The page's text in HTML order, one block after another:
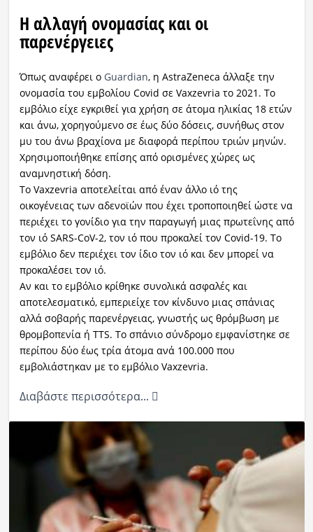
Η αλλαγή ονομασίας και οι
παρενέργειες
Όπως αναφέρει ο Guardian, η AstraZeneca άλλαξε την
ονομασία του εμβολίου Covid σε Vaxzevria το 2021. Το
εμβόλιο είχε εγκριθεί για χρήση σε άτομα ηλικίας 18 ετών
και άνω, χορηγούμενο σε έως δύο δόσεις, συνήθως στον
μυ του άνω βραχίονα με διαφορά περίπου τριών μηνών.
Χρησιμοποιήθηκε επίσης από ορισμένες χώρες ως
αναμνηστική δόση.
Το Vaxzevria αποτελείται από έναν άλλο ιό της
οικογένειας των αδενοϊών που έχει τροποποιηθεί ώστε να
περιέχει το γονίδιο για την παραγωγή μιας πρωτεΐνης από
τον ιό SARS-CoV-2, τον ιό που προκαλεί τον Covid-19. Το
εμβόλιο δεν περιέχει τον ίδιο τον ιό και δεν μπορεί να
προκαλέσει τον ιό.
Αν και το εμβόλιο κρίθηκε συνολικά ασφαλές και
αποτελεσματικό, εμπεριείχε τον κίνδυνο μιας σπάνιας
αλλά σοβαρής παρενέργειας, γνωστής ως θρόμβωση με
θρομβοπενία ή TTS. Το σπάνιο σύνδρομο εμφανίστηκε σε
περίπου δύο έως τρία άτομα ανά 100.000 που
εμβολιάστηκαν με το εμβόλιο Vaxzevria.
Διαβάστε περισσότερα...